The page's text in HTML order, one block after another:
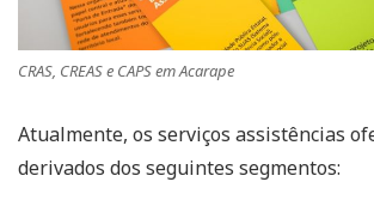
CRAS, CREAS e CAPS em Acarape
Atualmente, os serviços assistências
derivados dos seguintes segmentos: